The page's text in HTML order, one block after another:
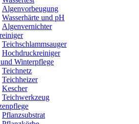
Algenvorbeugung
Wasserhärte und pH
Algenvernichter
Teichschlammsauger
Hochdruckreiniger
Winterpflege
Teichnetz
Teichheizer
Kescher
Teichwerkzeug
Pflanzsubstrat